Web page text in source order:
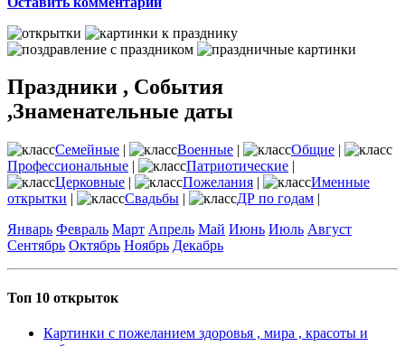
Праздники , События
,Знаменательные даты
Семейные | Военные | Общие |
Профессиональные | Патриотические |
Церковные | Пожелания |
Именные
открытки | Свадьбы | ДР по годам |
Январь Февраль Март Апрель Май Июнь Июль Август
Сентябрь Октябрь Ноябрь Декабрь
Топ 10 открыток
Картинки с пожеланием здоровья , мира , красоты и